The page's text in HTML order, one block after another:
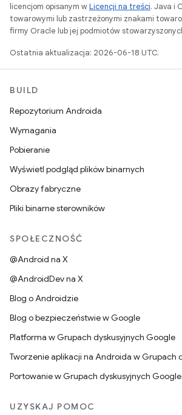
licencjom opisanym wLicencji na treści. Java i
towarowymi lub zastrzeżonymi znakami
firmy Oracle lub jej podmiotów
Ostatnia aktualizacja: 2026-06-18 UTC.
BUILD
Repozytorium Androida
Wymagania
Pobieranie
Wyświetl podgląd plików binarnych
Obrazy fabryczne
Pliki binarne sterowników
SPOŁECZNOŚĆ
@Android na X
@AndroidDev na X
Blog o Androidzie
Blog o bezpieczeństwie w Google
Platforma w Grupach dyskusyjnych Google
Tworzenie aplikacji na Androida w Grupach
Portowanie w Grupach dyskusyjnych Google
UZYSKAJ POMOC